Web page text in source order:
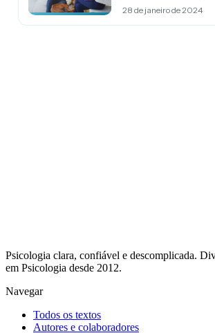
28 de janeiro de 2024
Psicologia clara, confiável e descomplicada.
em Psicologia desde 2012.
Navegar
Todos os textos
Autores e colaboradores